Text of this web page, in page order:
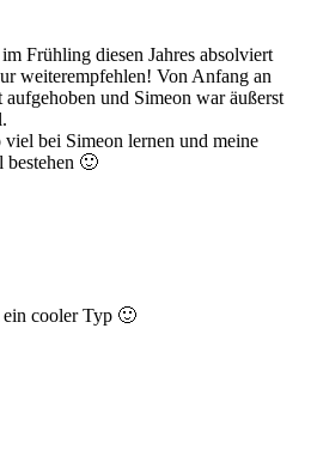
Frühling diesen Jahres absolviert
weiterempfehlen! Von Anfang an
und Simeon war äußerst
bei Simeon lernen und meine
bestehen 🙂
ein cooler Typ 🙂